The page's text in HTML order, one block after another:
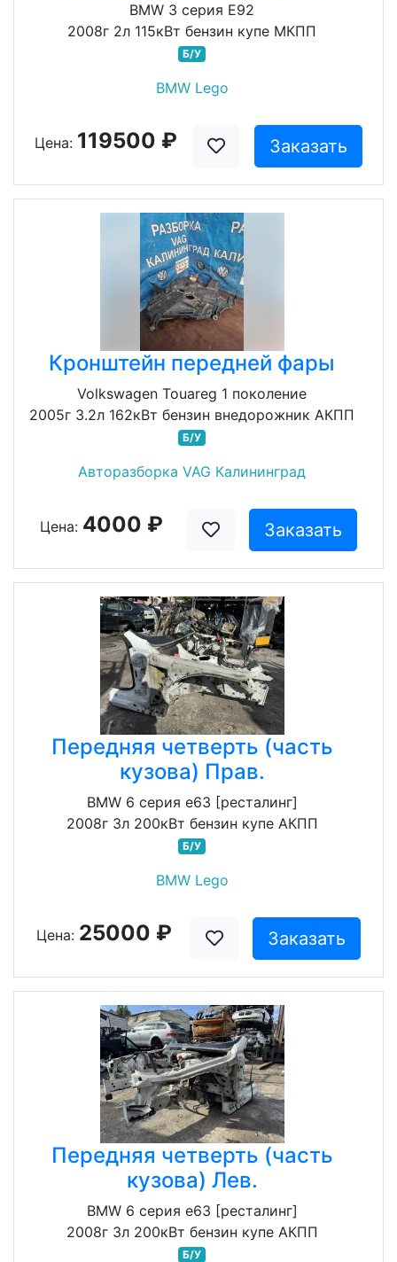
BMW 3 серия E92
2008г 2л 115кВт бензин купе МКПП
Б/У
BMW Lego
Цена: 119500 ₽ Заказать
Кронштейн передней фары
Volkswagen Touareg 1 поколение
2005г 3.2л 162кВт бензин внедорожник АКПП
Б/У
Авторазборка VAG Калининград
Цена: 4000 ₽ Заказать
Передняя четверть (часть
кузова) Прав.
BMW 6 серия e63 [ресталинг]
2008г 3л 200кВт бензин купе АКПП
Б/У
BMW Lego
Цена: 25000 ₽ Заказать
Передняя четверть (часть
кузова) Лев.
BMW 6 серия e63 [ресталинг]
2008г 3л 200кВт бензин купе АКПП
Б/У